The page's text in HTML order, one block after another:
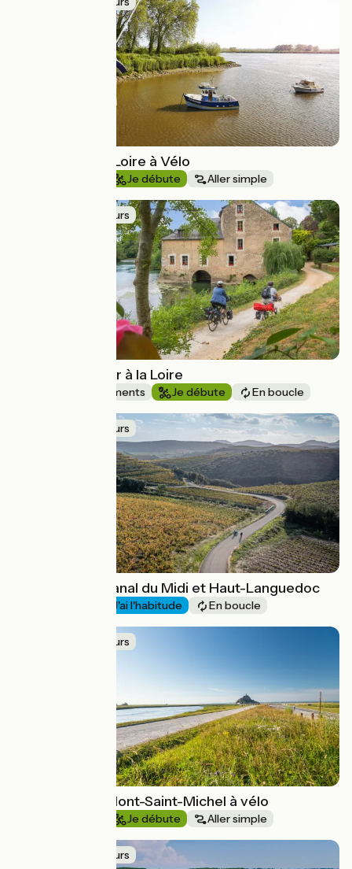
L'estuaire de la Loire à Vélo
Je débute Aller simple
Idée de parcours
Tour vélo du Loir à la Loire
Châteaux & Monuments Je débute En boucle
Idée de parcours
Boucle entre Canal du Midi et Haut-Languedoc
J'ai l'habitude En boucle
Idée de parcours
De Rennes au Mont-Saint-Michel à vélo
Je débute Aller simple
Idée de parcours